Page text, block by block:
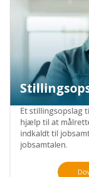
Et stillingsopslag
hjælp til at
indkaldt til
jobsamtalen.